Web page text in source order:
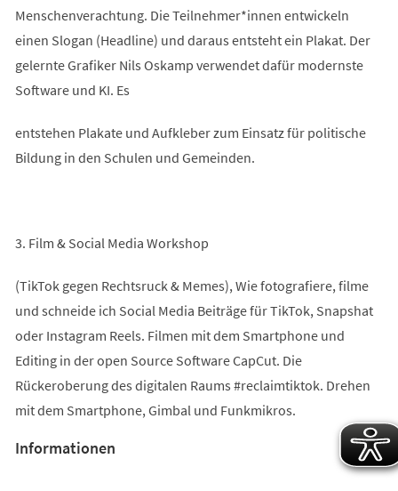
Menschenverachtung. Die Teilnehmer*innen entwickeln
einen Slogan (Headline) und daraus entsteht ein Plakat. Der
gelernte Grafiker Nils Oskamp verwendet dafür modernste
Software und KI. Es
entstehen Plakate und Aufkleber zum Einsatz für politische
Bildung in den Schulen und Gemeinden.
3. Film & Social Media Workshop
(TikTok gegen Rechtsruck & Memes), Wie fotografiere, filme
und schneide ich Social Media Beiträge für TikTok, Snapshat
oder Instagram Reels. Filmen mit dem Smartphone und
Editing in der open Source Software CapCut. Die
Rückeroberung des digitalen Raums #reclaimtiktok. Drehen
mit dem Smartphone, Gimbal und Funkmikros.
Informationen